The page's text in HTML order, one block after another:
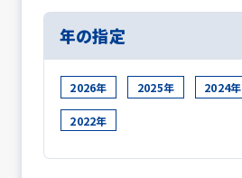
年の指定
2026年 2025年 2024年
2022年